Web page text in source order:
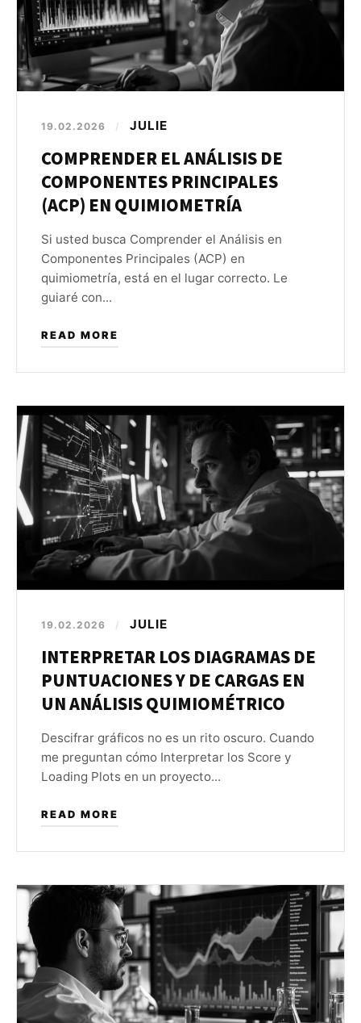
19.02.2026 / JULIE
COMPRENDER EL ANÁLISIS DE
COMPONENTES PRINCIPALES
(ACP) EN QUIMIOMETRÍA
Si usted busca Comprender el Análisis en
Componentes Principales (ACP) en
quimiometría, está en el lugar correcto. Le
guiaré con...
READ MORE
19.02.2026 / JULIE
INTERPRETAR LOS DIAGRAMAS DE
PUNTUACIONES Y DE CARGAS EN
UN ANÁLISIS QUIMIOMÉTRICO
Descifrar gráficos no es un rito oscuro. Cuando
me preguntan cómo Interpretar los Score y
Loading Plots en un proyecto...
READ MORE